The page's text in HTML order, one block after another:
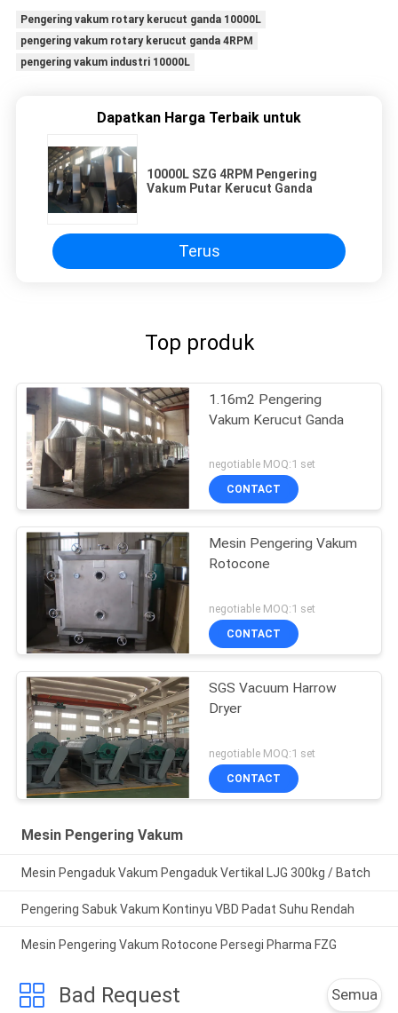
Pengering vakum rotary kerucut ganda 10000L
pengering vakum rotary kerucut ganda 4RPM
pengering vakum industri 10000L
Dapatkan Harga Terbaik untuk
10000L SZG 4RPM Pengering
Vakum Putar Kerucut Ganda
Terus
Top produk
1.16m2 Pengering
Vakum Kerucut Ganda
negotiable MOQ:1 set
CONTACT
Mesin Pengering Vakum
Rotocone
negotiable MOQ:1 set
CONTACT
SGS Vacuum Harrow
Dryer
negotiable MOQ:1 set
CONTACT
Mesin Pengering Vakum
Mesin Pengaduk Vakum Pengaduk Vertikal LJG 300kg / Batch
Pengering Sabuk Vakum Kontinyu VBD Padat Suhu Rendah
Mesin Pengering Vakum Rotocone Persegi Pharma FZG
Bad Request Semua